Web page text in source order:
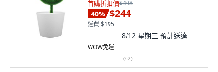
首購折扣價$408
40% $244
運費 $195
8/12 星期三 預計送達
WOW免運
(62)